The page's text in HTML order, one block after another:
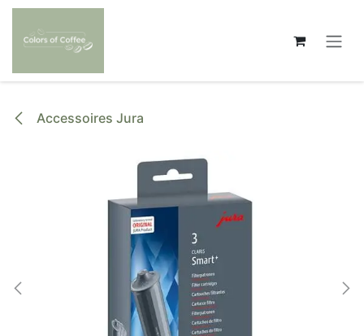
Se rendre au contenu
Accessoires Jura